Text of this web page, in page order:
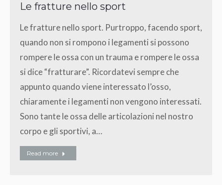
Le fratture nello sport
Le fratture nello sport. Purtroppo, facendo sport,
quando non si rompono i legamenti si possono
rompere le ossa con un trauma e rompere le ossa
si dice “fratturare”. Ricordatevi sempre che
appunto quando viene interessato l’osso,
chiaramente i legamenti non vengono interessati.
Sono tante le ossa delle articolazioni nel nostro
corpo e gli sportivi, a…
Read more